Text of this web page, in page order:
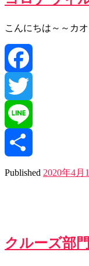
こんにちは～～カ
Facebook
Twitter
Line
共
Published 2020年4月
クルーズ部